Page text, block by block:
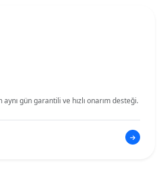
gün garantili ve hızlı onarım desteği.